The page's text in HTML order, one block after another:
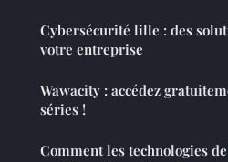
Cybersécurité lille : des
votre entreprise
Wawacity : accédez
séries !
Comment les technologies